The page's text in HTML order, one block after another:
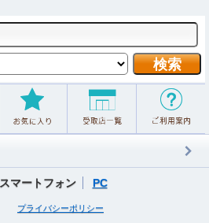
スマートフォン PC
プライバシーポリシー